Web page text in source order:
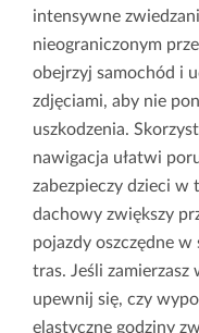
intensywne
nieograniczonym
obejrzyj samochód i
zdjęciami, aby nie
uszkodzenia.
nawigacja ułatwi
zabezpieczy dzieci w
dachowy zwiększy
pojazdy oszczędne w
tras. Jeśli
upewnij się, czy
elastyczne godziny